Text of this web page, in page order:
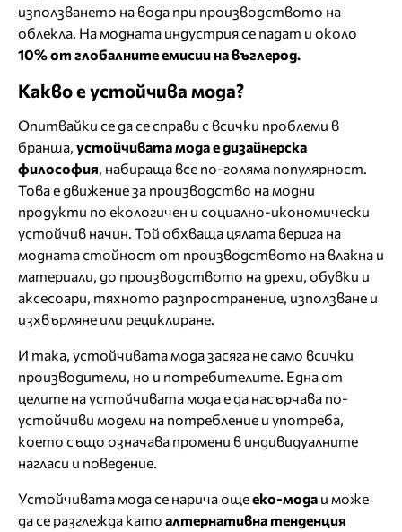
използването на вода при производството на
облекла. На модната индустрия се падат и около
10% от глобалните емисии на въглерод.
Какво е устойчива мода?
Опитвайки се да се справи с всички проблеми в
бранша, устойчивата мода е дизайнерска
философия, набираща все по-голяма популярност.
Това е движение за производство на модни
продукти по екологичен и социално-икономически
устойчив начин. Той обхваща цялата верига на
модната стойност от производството на влакна и
материали, до производството на дрехи, обувки и
аксесоари, тяхното разпространение, използване и
изхвърляне или рециклиране.
И така, устойчивата мода засяга не само всички
производители, но и потребителите. Една от
целите на устойчивата мода е да насърчава по-
устойчиви модели на потребление и употреба,
което също означава промени в индивидуалните
нагласи и поведение.
Устойчивата мода се нарича ощееко-мода и може
да се разглежда като алтернативна тенденция